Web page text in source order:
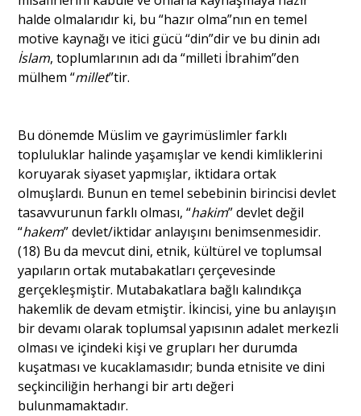
halde olmalarıdır ki, bu “hazır olma”nın en temel
motive kaynağı ve itici gücü “din”dir ve bu dinin adı
İslam, toplumlarının adı da “milleti İbrahim”den
mülhem “millet”tir.
Bu dönemde Müslim ve gayrimüslimler farklı
topluluklar halinde yaşamışlar ve kendi kimliklerini
koruyarak siyaset yapmışlar, iktidara ortak
olmuşlardı. Bunun en temel sebebinin birincisi devlet
tasavvurunun farklı olması, “hakim” devlet değil
“hakem” devlet/iktidar anlayışını benimsenmesidir.
(18) Bu da mevcut dini, etnik, kültürel ve toplumsal
yapıların ortak mutabakatları çerçevesinde
gerçekleşmiştir. Mutabakatlara bağlı kalındıkça
hakemlik de devam etmiştir. İkincisi, yine bu anlayışın
bir devamı olarak toplumsal yapısının adalet merkezli
olması ve içindeki kişi ve grupları her durumda
kuşatması ve kucaklamasıdır; bunda etnisite ve dini
seçkinciliğin herhangi bir artı değeri
bulunmamaktadır.